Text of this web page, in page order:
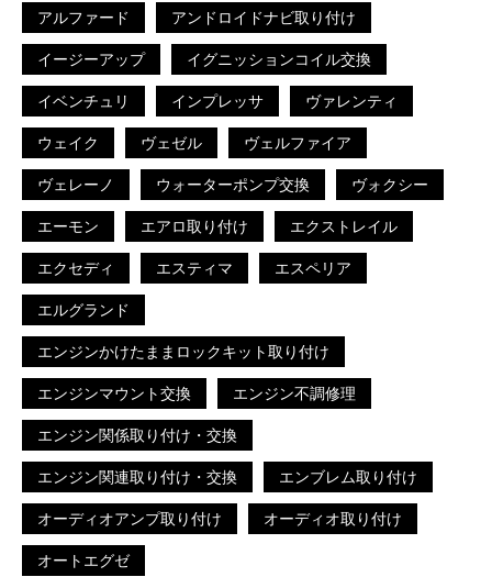
アルファード アンドロイドナビ取り付け
イージーアップ イグニッションコイル交換
イベンチュリ インプレッサ ヴァレンティ
ウェイク ヴェゼル ヴェルファイア
ヴェレーノ ウォーターポンプ交換 ヴォクシー
エーモン エアロ取り付け エクストレイル
エクセディ エスティマ エスペリア
エルグランド
エンジンかけたままロックキット取り付け
エンジンマウント交換 エンジン不調修理
エンジン関係取り付け・交換
エンジン関連取り付け・交換 エンブレム取り付け
オーディオアンプ取り付け オーディオ取り付け
オートエグゼ